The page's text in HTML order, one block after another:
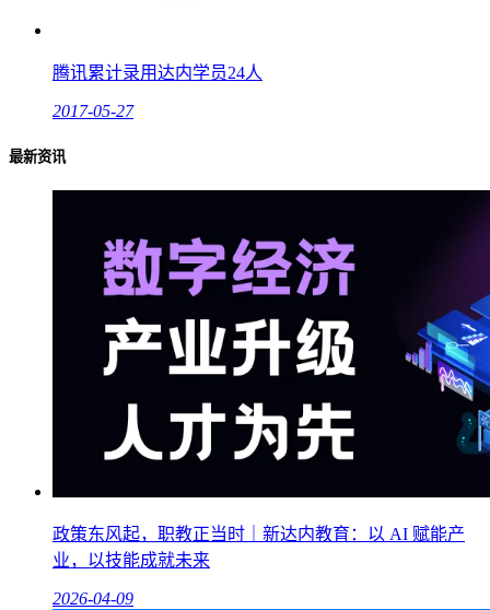
腾讯累计录用达内学员24人
2017-05-27
最新资讯
政策东风起，职教正当时｜新达内教育：以 AI 赋能产
业，以技能成就未来
2026-04-09